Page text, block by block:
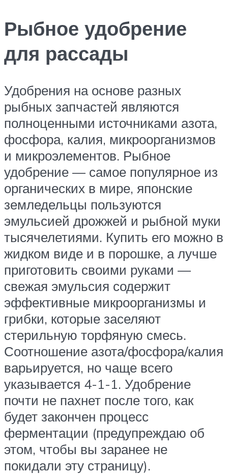
Рыбное удобрение
для рассады
Удобрения на основе разных
рыбных запчастей являются
полноценными источниками азота,
фосфора, калия, микроорганизмов
и микроэлементов. Рыбное
удобрение — самое популярное из
органических в мире, японские
земледельцы пользуются
эмульсией дрожжей и рыбной муки
тысячелетиями. Купить его можно в
жидком виде и в порошке, а лучше
приготовить своими руками —
свежая эмульсия содержит
эффективные микроорганизмы и
грибки, которые заселяют
стерильную торфяную смесь.
Соотношение азота/фосфора/калия
варьируется, но чаще всего
указывается 4-1-1. Удобрение
почти не пахнет после того, как
будет закончен процесс
ферментации (предупреждаю об
этом, чтобы вы заранее не
покидали эту страницу).